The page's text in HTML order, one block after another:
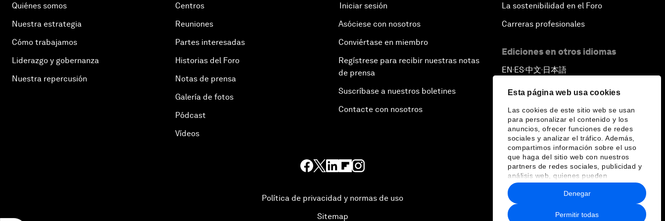
Esta página web usa cookies
Las cookies de este sitio web se usan
para personalizar el contenido y los
anuncios, ofrecer funciones de redes
sociales y analizar el tráfico. Además,
compartimos información sobre el uso
que haga del sitio web con nuestros
partners de redes sociales, publicidad y
análisis web, quienes pueden
combinarla con otra información que les
haya proporcionado o que hayan
recopilado a partir del uso que haya
hecho de sus servicios.
Permitir todas
Denegar
Quiénes somos
Nuestra estrategia
Cómo trabajamos
Liderazgo y gobernanza
Nuestra repercusión
Centros
Reuniones
Partes interesadas
Historias del Foro
Notas de prensa
Galería de fotos
Pódcast
Vídeos
Iniciar sesión
Asóciese con nosotros
Conviértase en miembro
Regístrese para recibir nuestras notas
de prensa
Suscríbase a nuestros boletines
Contacte con nosotros
La sostenibilidad en el Foro
Carreras profesionales
Ediciones en otros idiomas
EN ▪ ES▪中文▪ 日本語
Política de privacidad y normas de uso
Sitemap